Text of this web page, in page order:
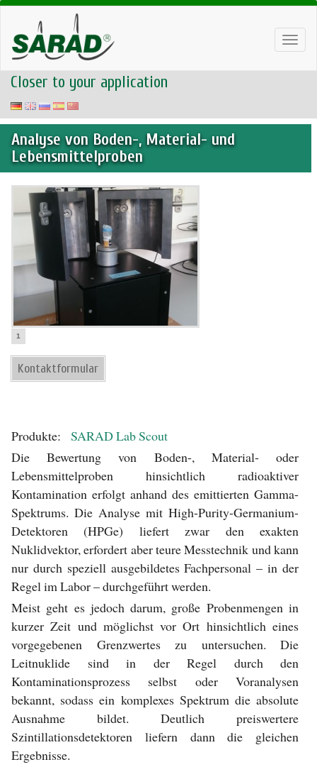
Closer to your application
Analyse von Boden-, Material- und
Lebensmittelproben
1
Kontaktformular
Produkte:
SARAD Lab Scout
Die Bewertung von Boden-, Material- oder
Lebensmittelproben hinsichtlich radioaktiver
Kontamination erfolgt anhand des emittierten Gamma-
Spektrums. Die Analyse mit High-Purity-Germanium-
Detektoren (HPGe) liefert zwar den exakten
Nuklidvektor, erfordert aber teure Messtechnik und kann
nur durch speziell ausgebildetes Fachpersonal – in der
Regel im Labor – durchgeführt werden.
Meist geht es jedoch darum, große Probenmengen in
kurzer Zeit und möglichst vor Ort hinsichtlich eines
vorgegebenen Grenzwertes zu untersuchen. Die
Leitnuklide sind in der Regel durch den
Kontaminationsprozess selbst oder Voranalysen
bekannt, sodass ein komplexes Spektrum die absolute
Ausnahme bildet. Deutlich preiswertere
Szintillationsdetektoren liefern dann die gleichen
Ergebnisse.